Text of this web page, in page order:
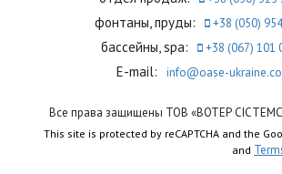
фонтаны, пруды: +38 (050)
бассейны, spa: +38 (067) 101
E-mail: info@oase-
Все права защищены ТОВ «ВОТЕР
This site is protected by reCAPTCHA and the
and